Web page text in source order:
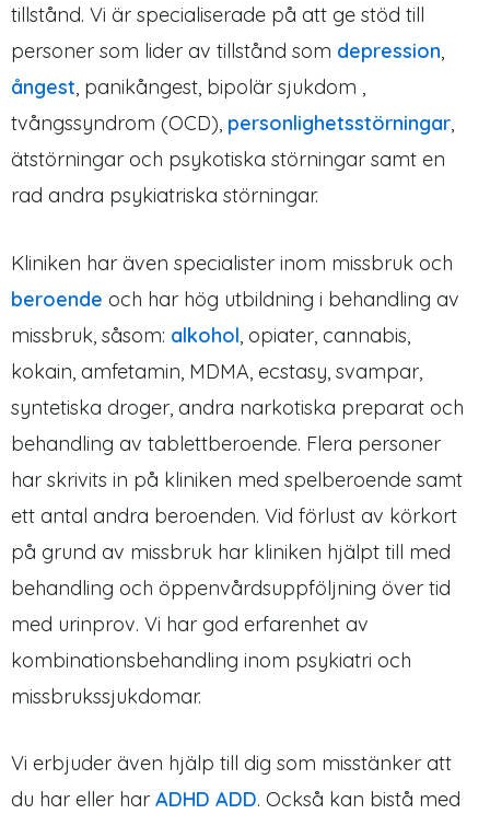
tillstånd. Vi är specialiserade på att ge stöd till
personer som lider av tillstånd som depression,
ångest, panikångest, bipolär sjukdom ,
tvångssyndrom (OCD), personlighetsstörningar,
ätstörningar och psykotiska störningar samt en
rad andra psykiatriska störningar.
Kliniken har även specialister inom missbruk och
beroende och har hög utbildning i behandling av
missbruk, såsom: alkohol, opiater, cannabis,
kokain, amfetamin, MDMA, ecstasy, svampar,
syntetiska droger, andra narkotiska preparat och
behandling av tablettberoende. Flera personer
har skrivits in på kliniken med spelberoende samt
ett antal andra beroenden. Vid förlust av körkort
på grund av missbruk har kliniken hjälpt till med
behandling och öppenvårdsuppföljning över tid
med urinprov. Vi har god erfarenhet av
kombinationsbehandling inom psykiatri och
missbrukssjukdomar.
Vi erbjuder även hjälp till dig som misstänker att
du har eller har ADHD ADD. Också kan bistå med